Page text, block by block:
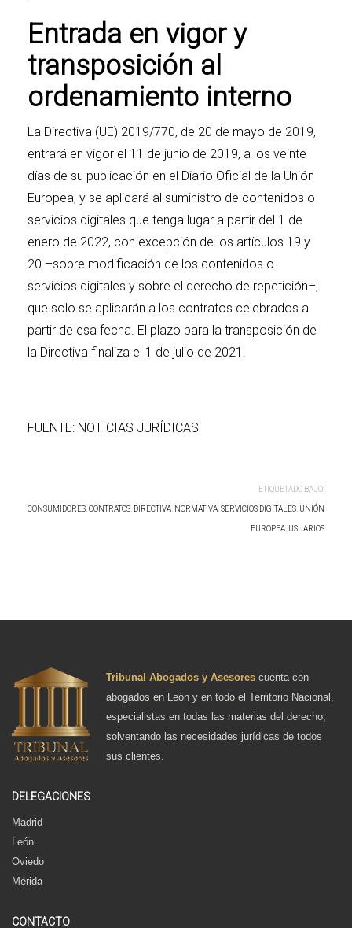
Entrada en vigor y
transposición al
ordenamiento interno
La Directiva (UE) 2019/770, de 20 de mayo de 2019,
entrará en vigor el 11 de junio de 2019, a los veinte
días de su publicación en el Diario Oficial de la Unión
Europea, y se aplicará al suministro de contenidos o
servicios digitales que tenga lugar a partir del 1 de
enero de 2022, con excepción de los artículos 19 y
20 –sobre modificación de los contenidos o
servicios digitales y sobre el derecho de repetición–,
que solo se aplicarán a los contratos celebrados a
partir de esa fecha. El plazo para la transposición de
la Directiva finaliza el 1 de julio de 2021.
FUENTE: NOTICIAS JURÍDICAS
ETIQUETADO BAJO:
CONSUMIDORES CONTRATOS DIRECTIVA NORMATIVA SERVICIOS DIGITALES UNIÓN
EUROPEA USUARIOS
Tribunal Abogados y Asesores cuenta con
abogados en León y en todo el Territorio Nacional,
especialistas en todas las materias del derecho,
solventando las necesidades jurídicas de todos
sus clientes.
DELEGACIONES
Madrid
León
Oviedo
Mérida
CONTACTO